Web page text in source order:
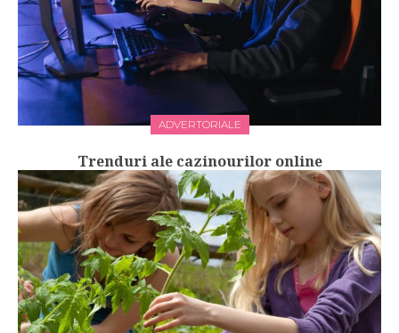
ADVERTORIALE
Trenduri ale cazinourilor online